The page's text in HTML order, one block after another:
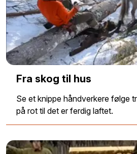
Fra skog til hus
Se et knippe håndverkere følge
på rot til det er ferdig laftet.